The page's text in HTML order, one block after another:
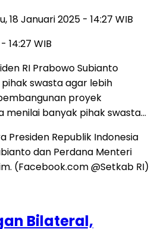
18 Januari 2025 - 14:27 WIB
14:27 WIB
RI Prabowo Subianto
swasta agar lebih
proyek
menilai banyak pihak swasta…
Bilateral,